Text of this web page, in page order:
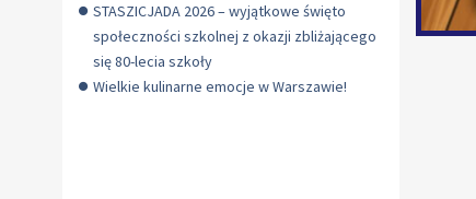
STASZICJADA 2026 – wyjątkowe święto
społeczności szkolnej z okazji zbliżającego
się 80-lecia szkoły
Wielkie kulinarne emocje w Warszawie!